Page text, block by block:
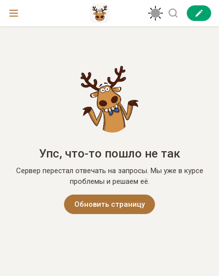
Упс, что-то пошло не так
Сервер перестал отвечать на запросы. Мы уже в курсе
проблемы и решаем её.
Обновить страницу